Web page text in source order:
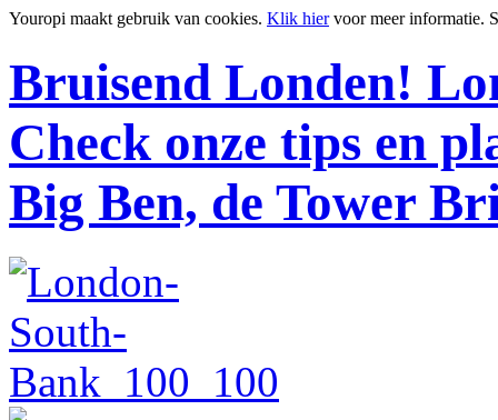
Youropi maakt gebruik van cookies. Klik hiervoor meer informatie.
Bruisend Londen!
Check onze tips en
Big Ben, de Tower